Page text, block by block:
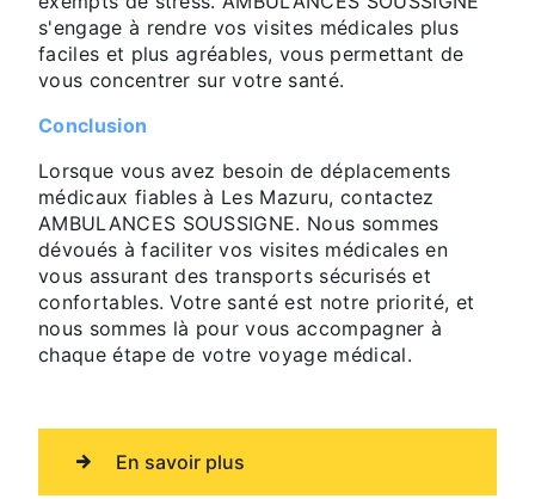
s'engage à rendre vos visites médicales plus
faciles et plus agréables, vous permettant de
vous concentrer sur votre santé.
Conclusion
Lorsque vous avez besoin de déplacements
médicaux fiables à Les Mazuru, contactez
AMBULANCES SOUSSIGNE. Nous sommes
dévoués à faciliter vos visites médicales en
vous assurant des transports sécurisés et
confortables. Votre santé est notre priorité, et
nous sommes là pour vous accompagner à
chaque étape de votre voyage médical.
En savoir plus